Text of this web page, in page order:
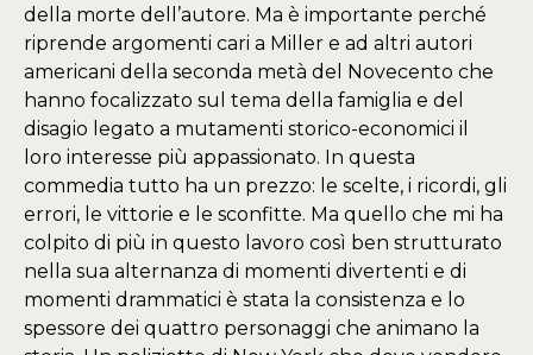
della morte dell’autore. Ma è importante perché
riprende argomenti cari a Miller e ad altri autori
americani della seconda metà del Novecento che
hanno focalizzato sul tema della famiglia e del
disagio legato a mutamenti storico-economici il
loro interesse più appassionato. In questa
commedia tutto ha un prezzo: le scelte, i ricordi, gli
errori, le vittorie e le sconfitte. Ma quello che mi ha
colpito di più in questo lavoro così ben strutturato
nella sua alternanza di momenti divertenti e di
momenti drammatici è stata la consistenza e lo
spessore dei quattro personaggi che animano la